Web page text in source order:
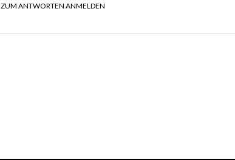
ZUM ANTWORTEN ANMELDEN